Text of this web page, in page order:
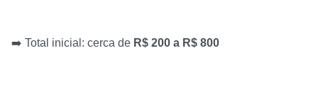
➡️ Total inicial: cerca de R$ 200 a R$ 800